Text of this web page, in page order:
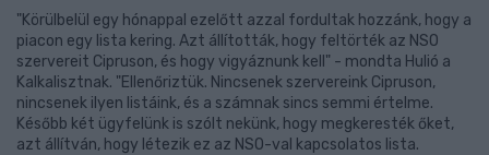
"Körülbelül egy hónappal ezelőtt azzal fordultak hozzánk, hogy a
piacon egy lista kering. Azt állították, hogy feltörték az NSO
szervereit Cipruson, és hogy vigyáznunk kell" - mondta Hulió a
Kalkalisztnak. "Ellenőriztük. Nincsenek szervereink Cipruson,
nincsenek ilyen listáink, és a számnak sincs semmi értelme.
Később két ügyfelünk is szólt nekünk, hogy megkeresték őket,
azt állítván, hogy létezik ez az NSO-val kapcsolatos lista.